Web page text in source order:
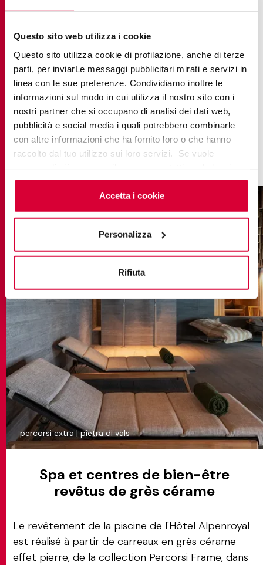
Questo sito web utilizza i cookie
Questo sito utilizza cookie di profilazione, anche di terze
parti, per inviarLe messaggi pubblicitari mirati e servizi in
linea con le sue preferenze. Condividiamo inoltre le
informazioni sul modo in cui utilizza il nostro sito con i
nostri partner che si occupano di analisi dei dati web,
pubblicità e social media i quali potrebbero combinarle
con altre informazioni che ha fornito loro o che hanno
raccolto dal tuo utilizzo sui loro servizi. Se vuole
cookieclicchi qui. Il consenso può essere espresso
cliccando sul tasto “Accetta i cookie”. Se non vuole i
cookie di profilazione può negare il consenso sul tasto
Accetta i cookie
Personalizza
Rifiuta
percorsi extra | pietra di vals
de la piscine et des murs, apporte du mouvement
L’espace réservé au bien-être où se trouvent les
cabines de massage et la salle Alchemy consacrée
à l’aromathérapie sont caractérisés par
l’association de l’effet pierre de Percorsi Extra
avec le bois naturel. Les veinures typiques de la
Pietra di Vals confèrent un aspect moderne et
sophistiqué aux espaces, qui apparaissent chauds
et très accueillants.
Spa et centres de bien-être
revêtus de grès cérame
Le revêtement de la piscine de l'Hôtel Alpenroyal
est réalisé à partir de carreaux en grès cérame
effet pierre, de la collection Percorsi Frame, dans